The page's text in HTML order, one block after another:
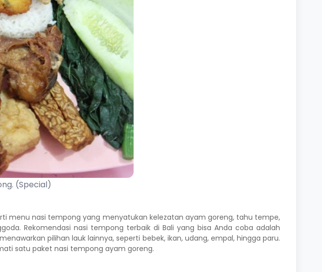
(Special)
menu nasi tempong yang menyatukan kelezatan ayam goreng, tahu tempe,
Rekomendasi nasi tempong terbaik di Bali yang bisa Anda coba adalah
pilihan lauk lainnya, seperti bebek, ikan, udang, empal, hingga paru.
satu paket nasi tempong ayam goreng.